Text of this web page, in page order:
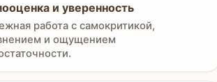
и уверенность
работа с самокритикой,
и ощущением